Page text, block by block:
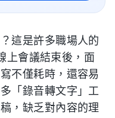
這是許多職場人的
上會議結束後，面
不僅耗時，還容易
「錄音轉文字」工
，缺乏對內容的理